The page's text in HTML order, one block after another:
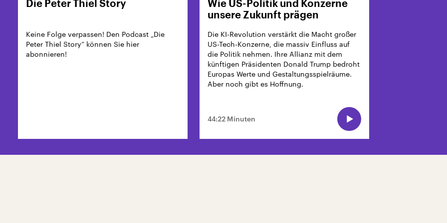
Die Peter Thiel Story
Keine Folge verpassen! Den Podcast „Die
Peter Thiel Story“ können Sie hier
abonnieren!
Wie US-Politik und Konzerne
unsere Zukunft prägen
Die KI-Revolution verstärkt die Macht großer
US-Tech-Konzerne, die massiv Einfluss auf
die Politik nehmen. Ihre Allianz mit dem
künftigen Präsidenten Donald Trump bedroht
Europas Werte und Gestaltungsspielräume.
Aber noch gibt es Hoffnung.
44:22 Minuten